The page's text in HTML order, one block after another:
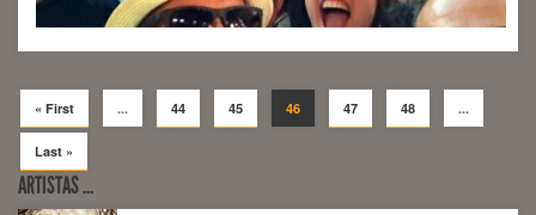
« First ... 44 45 46 47 48 ...
Last »
ARTISTAS …